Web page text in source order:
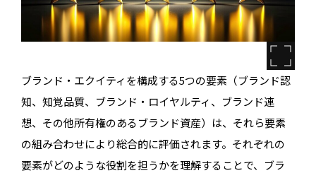
ブランド・エクイティを構成する5つの要素（ブランド認
知、知覚品質、ブランド・ロイヤルティ、ブランド連
想、その他所有権のあるブランド資産）は、それら要素
の組み合わせにより総合的に評価されます。それぞれの
要素がどのような役割を担うかを理解することで、ブラ